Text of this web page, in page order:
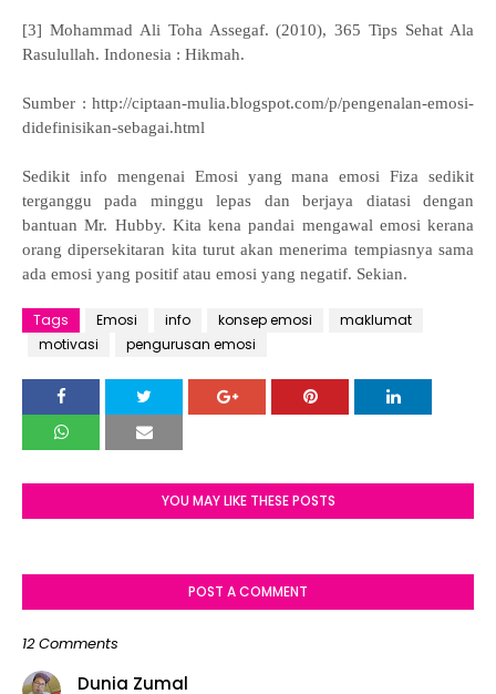
[3] Mohammad Ali Toha Assegaf. (2010), 365 Tips Sehat Ala
Rasulullah. Indonesia : Hikmah.
Sumber : http://ciptaan-mulia.blogspot.com/p/pengenalan-emosi-
didefinisikan-sebagai.html
Sedikit info mengenai Emosi yang mana emosi Fiza sedikit
terganggu pada minggu lepas dan berjaya diatasi dengan
bantuan Mr. Hubby. Kita kena pandai mengawal emosi kerana
orang dipersekitaran kita turut akan menerima tempiasnya sama
ada emosi yang positif atau emosi yang negatif. Sekian.
Tags Emosi info konsep emosi
maklumat
motivasi
pengurusan emosi
YOU MAY LIKE THESE POSTS
POST A COMMENT
12 Comments
Dunia Zumal